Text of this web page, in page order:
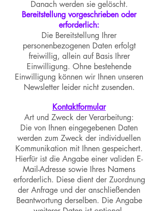
Danach werden sie gelöscht.
Bereitstellung vorgeschrieben oder
erforderlich:
Die Bereitstellung Ihrer
personenbezogenen Daten erfolgt
freiwillig, allein auf Basis Ihrer
Einwilligung. Ohne bestehende
Einwilligung können wir Ihnen unseren
Newsletter leider nicht zusenden.
Kontaktformular
Art und Zweck der Verarbeitung:
Die von Ihnen eingegebenen Daten
werden zum Zweck der individuellen
Kommunikation mit Ihnen gespeichert.
Hierfür ist die Angabe einer validen E-
Mail-Adresse sowie Ihres Namens
erforderlich. Diese dient der Zuordnung
der Anfrage und der anschließenden
Beantwortung derselben. Die Angabe